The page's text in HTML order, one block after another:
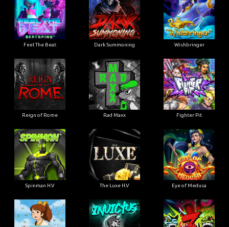
Feel The Beat Dark Summoning Wishbringer
Reign of Rome Rad Maxx Fighter Pit
Spinman H.V The Luxe H.V Eye of Medusa